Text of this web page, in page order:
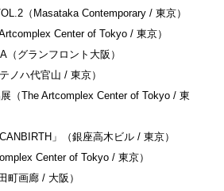
（Masataka Contemporary / 東京）
Center of Tokyo / 東京）
グランフロント大阪）
ハ代官山 / 東京）
（The Artcomplex Center of Tokyo / 東
」（銀座高木ビル / 東京）
Center of Tokyo / 東京）
画廊 / 大阪）